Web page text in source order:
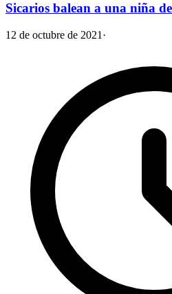
Sicarios balean a una niña
12 de octubre de 2021 ·